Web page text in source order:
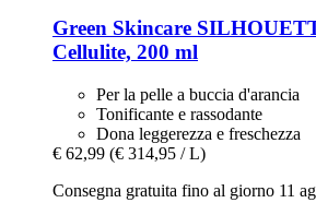
Green Skincare
Cellulite, 200 ml
Per la pelle a buccia d'arancia
Tonificante e rassodante
Dona leggerezza e freschezza
€ 62,99 (€ 314,95 / L)
Consegna gratuita fino al giorno 11